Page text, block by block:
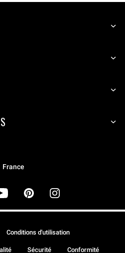
France
Conditions d'utilisation
Sécurité Conformité